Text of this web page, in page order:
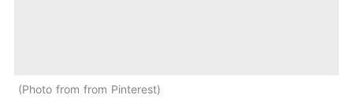
Photo from from Pinterest